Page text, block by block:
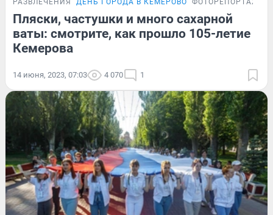
РАЗВЛЕЧЕНИЯ ДЕНЬ ГОРОДА В КЕМЕРОВО ФОТОРЕПОРТАЖ
Пляски, частушки и много сахарной
ваты: смотрите, как прошло 105-летие
Кемерова
14 июня, 2023, 07:03 4 070 1